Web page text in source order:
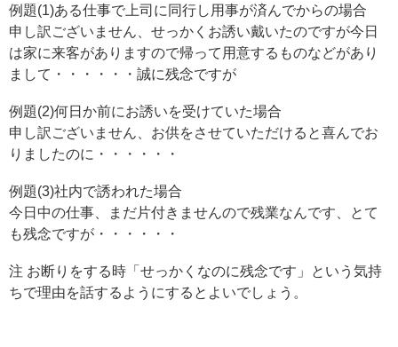
例題(1)ある仕事で上司に同行し用事が済んでからの場合
申し訳ございません、せっかくお誘い戴いたのですが今日
は家に来客がありますので帰って用意するものなどがあり
まして・・・・・・誠に残念ですが
例題(2)何日か前にお誘いを受けていた場合
申し訳ございません、お供をさせていただけると喜んでお
りましたのに・・・・・・
例題(3)社内で誘われた場合
今日中の仕事、まだ片付きませんので残業なんです、とて
も残念ですが・・・・・・
注 お断りをする時「せっかくなのに残念です」という気持
ちで理由を話するようにするとよいでしょう。